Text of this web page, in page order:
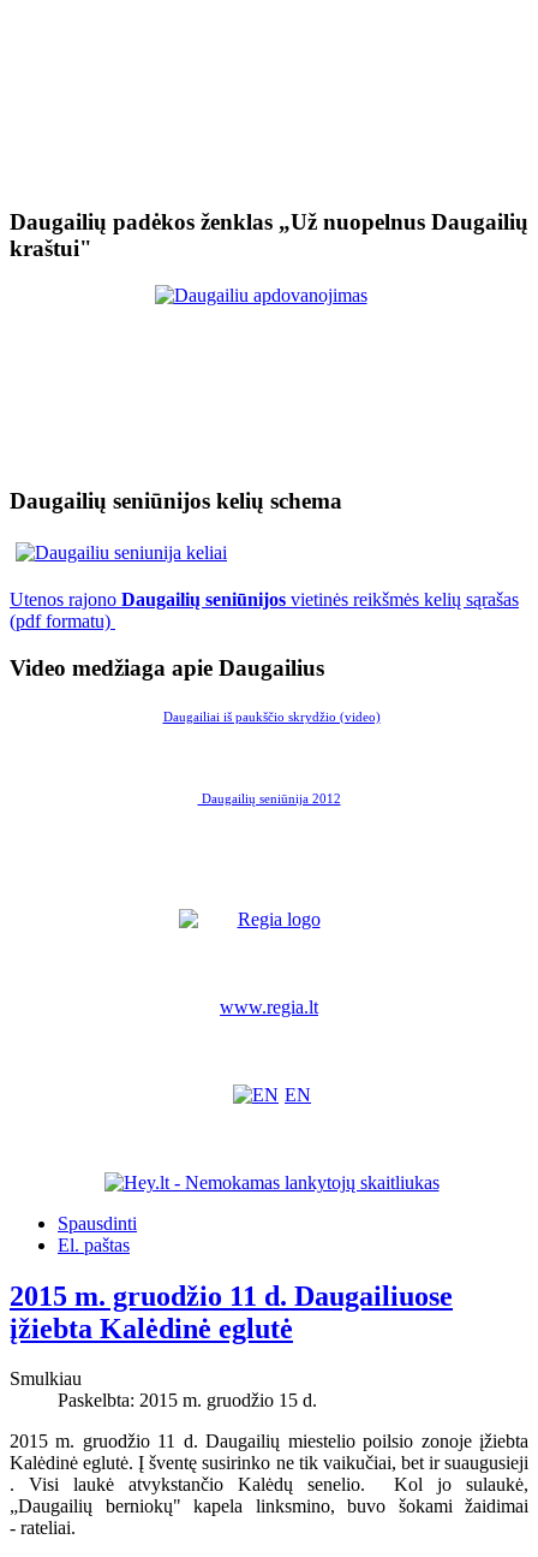
Daugailių padėkos ženklas „Už nuopelnus Daugailių
kraštui"
Daugailių seniūnijos kelių schema
Utenos rajono Daugailių seniūnijos vietinės reikšmės kelių sąrašas
(pdf formatu)
Video medžiaga apie Daugailius
Daugailiai iš paukščio skrydžio (video)
Daugailių seniūnija 2012
www.regia.lt
EN
Spausdinti
El. paštas
2015 m. gruodžio 11 d. Daugailiuose
įžiebta Kalėdinė eglutė
Smulkiau
Paskelbta: 2015 m. gruodžio 15 d.
2015 m. gruodžio 11 d. Daugailių miestelio poilsio zonoje įžiebta
Kalėdinė eglutė. Į šventę susirinko ne tik vaikučiai, bet ir suaugusieji
. Visi laukė atvykstančio Kalėdų senelio. Kol jo sulaukė,
„Daugailių berniokų" kapela linksmino, buvo šokami žaidimai
- rateliai.